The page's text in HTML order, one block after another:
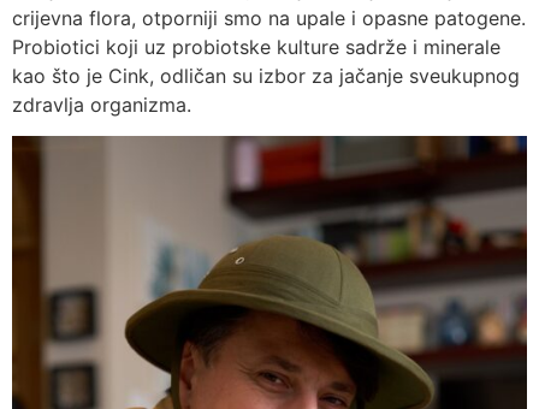
crijevna flora, otporniji smo na upale i opasne patogene.
Probiotici koji uz probiotske kulture sadrže i minerale
kao što je Cink, odličan su izbor za jačanje sveukupnog
zdravlja organizma.